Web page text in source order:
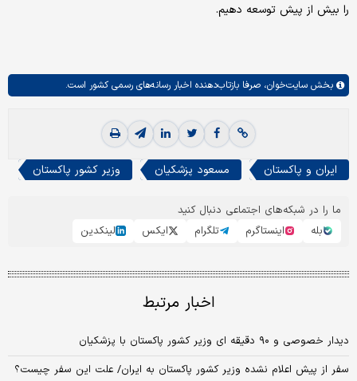
را بیش از پیش توسعه دهیم.
بخش سایت‌خوان، صرفا بازتاب‌دهنده اخبار رسانه‌های رسمی کشور است.
ایران و پاکستان مسعود پزشکیان وزیر کشور پاکستان
ما را در شبکه‌های اجتماعی دنبال کنید
بله
اینستاگرم تلگرام ایکس لینکدین
اخبار مرتبط
دیدار خصوصی و ۹۰ دقیقه ای وزیر کشور پاکستان با پزشکیان
سفر از پیش اعلام نشده وزیر کشور پاکستان به ایران/ علت این سفر چیست؟